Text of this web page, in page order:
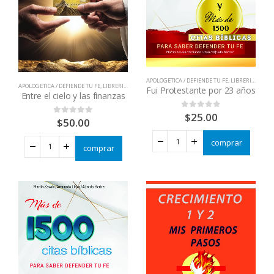
APOLOGETICA / DEFIENDE TU FE, LIBRERIA CATOLICA LIBROS QUE CAMBIAN VIDAS
Entre el cielo y las finanzas
out of 5
$50.00
comprar
APOLOGETICA / DEFIENDE TU FE, LIBRERIA CATOLICA
Fui Protestante por 23 años
out of 5
$25.00
comprar